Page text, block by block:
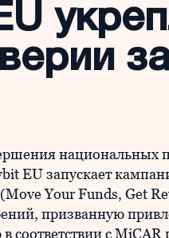
национальных
EU запускает
Your Funds, Get
призванную
соответствии с